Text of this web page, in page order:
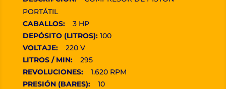
PORTÁTIL
CABALLOS:
3 HP
DEPÓSITO (LITROS): 100
VOLTAJE:
220 V
LITROS / MIN:
295
REVOLUCIONES:
1.620 RPM
PRESIÓN (BARES):
10